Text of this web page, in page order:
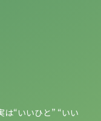
は“いいひと” “いい